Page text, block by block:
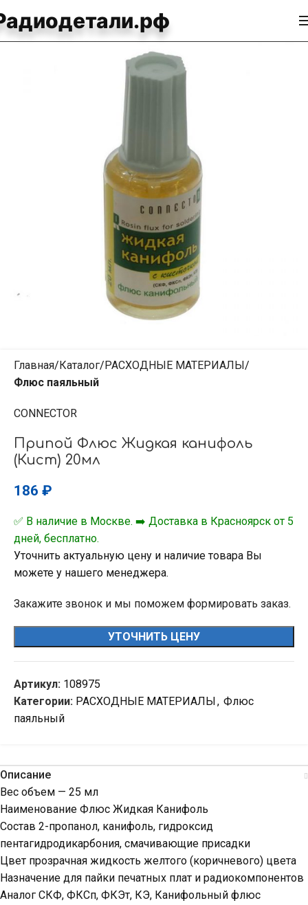
Главная Каталог РАСХОДНЫЕ МАТЕРИАЛЫ
Флюс паяльный
CONNECTOR
Припой Флюс Жидкая канифоль
(Кист) 20мл
186 ₽
✅ В наличие в Москве. ➡️ Доставка в Красноярск от 5
дней, бесплатно.
Уточнить актуальную цену и наличие товара Вы
можете у нашего менеджера.
Закажите звонок и мы поможем формировать заказ.
УТОЧНИТЬ ЦЕНУ
Артикул: 108975
Категории: РАСХОДНЫЕ МАТЕРИАЛЫ, Флюс
паяльный
Описание
Вес объем — 25 мл
Наименование Флюс Жидкая Канифоль
Состав 2-пропанол, канифоль, гидроксид
пентагидродикарбония, смачивающие присадки
Цвет прозрачная жидкость желтого (коричневого) цвета
Назначение для пайки печатных плат и радиокомпонентов
Аналог СКФ, ФКСп, ФКЭт, КЭ, Канифольный флюс